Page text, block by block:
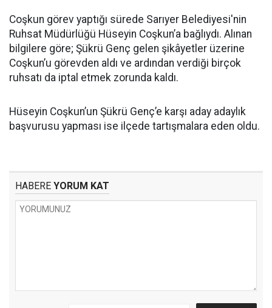
Coşkun görev yaptığı sürede Sarıyer Belediyesi'nin
Ruhsat Müdürlüğü Hüseyin Coşkun’a bağlıydı. Alınan
bilgilere göre; Şükrü Genç gelen şikâyetler üzerine
Coşkun’u görevden aldı ve ardından verdiği birçok
ruhsatı da iptal etmek zorunda kaldı.
Hüseyin Coşkun’un Şükrü Genç’e karşı aday adaylık
başvurusu yapması ise ilçede tartışmalara eden oldu.
HABERE YORUM KAT